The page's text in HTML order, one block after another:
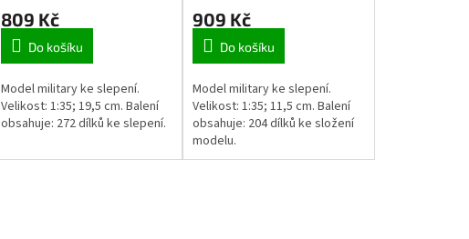
809 Kč
Do košíku
Model military ke slepení.
Velikost: 1:35; 19,5 cm. Balení
obsahuje: 272 dílků ke slepení.
909 Kč
Do košíku
Model military ke slepení.
Velikost: 1:35; 11,5 cm. Balení
obsahuje: 204 dílků ke složení
modelu.